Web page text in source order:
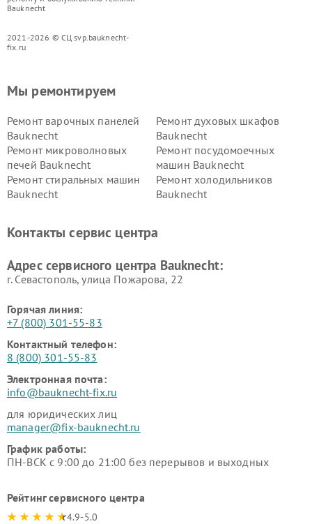
Bauknecht
2021-2026 © СЦ svp.bauknecht-
fix.ru
Мы ремонтируем
Ремонт варочных панелей
Bauknecht
Ремонт духовых шкафов
Bauknecht
Ремонт микроволновых
печей Bauknecht
Ремонт посудомоечных
машин Bauknecht
Ремонт стиральных машин
Bauknecht
Ремонт холодильников
Bauknecht
Контакты сервис центра
Адрес сервисного центра Bauknecht:
г. Севастополь, улица Пожарова, 22
Горячая линия:
+7 (800) 301-55-83
Контактный телефон:
8 (800) 301-55-83
Электронная почта:
info@bauknecht-fix.ru
для юридических лиц
manager@fix-bauknecht.ru
График работы:
ПН-ВСК с 9:00 до 21:00 без перерывов и выходных
Рейтинг сервисного центра
4.9-5.0